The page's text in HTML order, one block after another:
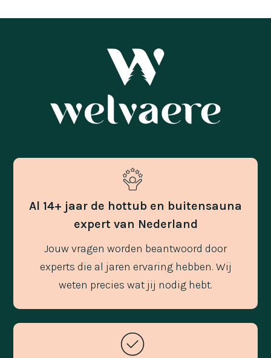
Al 14+ jaar de hottub en buitensauna
expert van Nederland
Jouw vragen worden beantwoord door
experts die al jaren ervaring hebben. Wij
weten precies wat jij nodig hebt.